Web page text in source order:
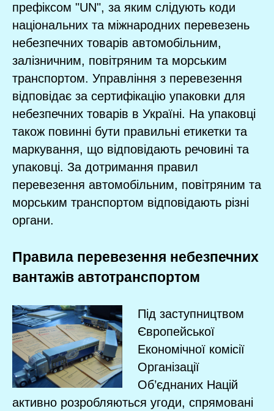
префіксом "UN", за яким слідують коди
національних та міжнародних перевезень
небезпечних товарів автомобільним,
залізничним, повітряним та морським
транспортом. Управління з перевезення
відповідає за сертифікацію упаковки для
небезпечних товарів в Україні. На упаковці
також повинні бути правильні етикетки та
маркування, що відповідають речовині та
упаковці. За дотримання правил
перевезення автомобільним, повітряним та
морським транспортом відповідають різні
органи.
Правила перевезення небезпечних
вантажів автотранспортом
Під заступництвом
Європейської
Економічної комісії
Організації
Об’єднаних Націй
активно розробляються угоди, спрямовані